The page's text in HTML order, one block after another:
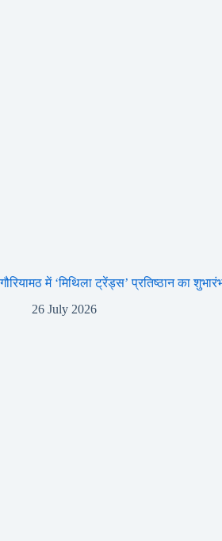
गौरियामठ में ‘मिथिला ट्रेंड्स’ प्रतिष्ठान का
26 July 2026